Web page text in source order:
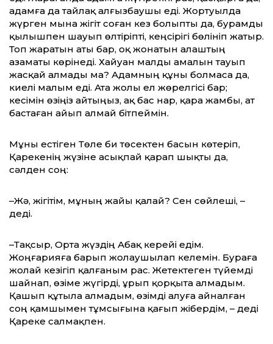
адамға да тайлақ алғызбаушы еді. Жортуылда
жүрген мына жігіт соған кез болыпты да, бурамды
қылышпен шауып өлтіріпті, кеңсірігі бөлініп жатыр.
Топ жаратын аты бар, оқ жонатын алаштың
азаматы көрінеді. Хайуан малды амалын тауып
жасқай алмады ма? Адамның құны болмаса да,
киелі малым еді. Ата жолы ел жөрелгісі бар;
кесімін өзіңіз айтыңыз, ақ бас нар, қара жамбы, ат
бастаған айып алмай бітпеймін.
Мұны естіген Төле би төсектен басын көтеріп,
Қарекенің жүзіне асықпай қарап шықты да,
сәлден соң:
–Жә, жігітім, мұның жайы қалай? Сен сөйлеші, –
деді.
–Тақсыр, Орта жүздің Абақ керейі едім.
Жоңғарияға барып жолаушылап ке­ле­мін. Бураға
жолай кезігіп қалғаным рас. Жетектеген түйемді
шайнап, өзіме жүгірді, ұрып қорқыта алмадым.
Қашып құтыла алмадым, өзімді алуға айналған
соң қамшымен тұмсығына қағып жібердім, – деді
Қареке салмақпен.